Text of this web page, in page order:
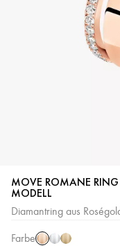
MOVE ROMANE RING
ODELL
Diamantring aus
Farbe
Roségold
Weißgold
Gelbgold